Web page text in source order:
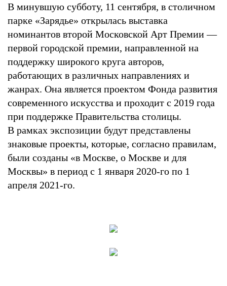
В минувшую субботу, 11 сентября, в столичном
парке «Зарядье» открылась выставка
номинантов второй Московской Арт Премии —
первой городской премии, направленной на
поддержку широкого круга авторов,
работающих в различных направлениях и
жанрах. Она является проектом Фонда развития
современного искусства и проходит с 2019 года
при поддержке Правительства столицы.
В рамках экспозиции будут представлены
знаковые проекты, которые, согласно правилам,
были созданы «в Москве, о Москве и для
Москвы» в период с 1 января 2020-го по 1
апреля 2021-го.